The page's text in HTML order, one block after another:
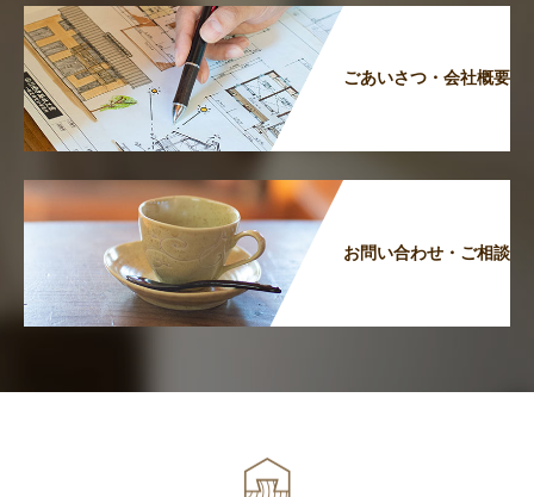
ごあいさつ・会社概要
お問い合わせ・ご相談